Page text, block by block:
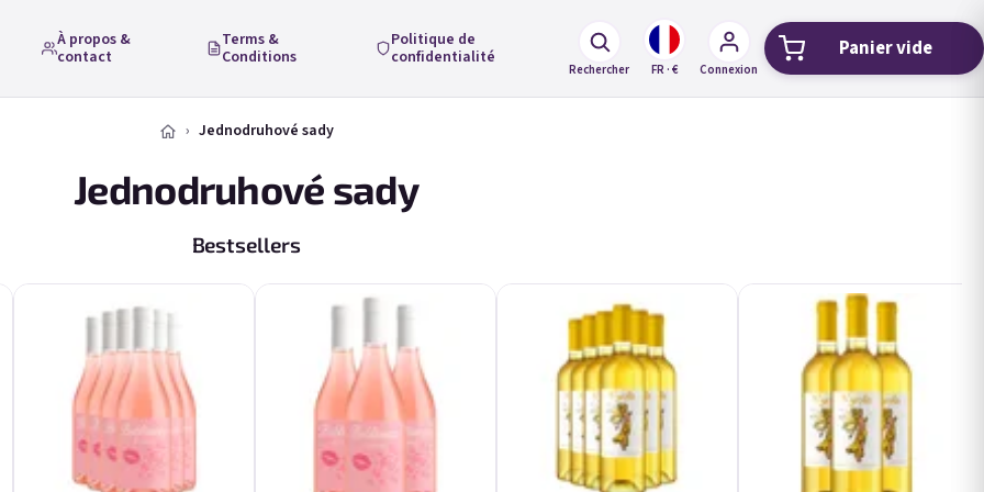
À propos &
contact
Terms &
Conditions
Politique de
confidentialité
Rechercher FR · € Connexion Panier
Panier vide
Jednodruhové sady
Jednodruhové sady
Bestsellers